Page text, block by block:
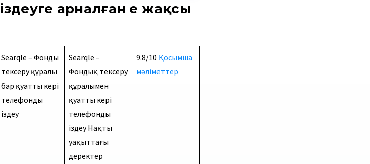
арналған ең жақсы
Searqle – Фонды
тексеру құралы
бар қуатты кері
телефонды
іздеу
Searqle –
Фондық тексеру
құралымен
қуатты кері
телефонды
іздеу Нақты
уақыттағы
деректер
9.8/10 Қосымша
мәліметтер